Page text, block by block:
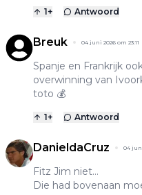
1+ Antwoord
Breuk 04 juni 2026 om 23:11
Spanje en Frankrijk
overwinning van
toto 💰
1+ Antwoord
DanieldaCruz 04 juni
Fitz Jim niet…
Die had bovenaan